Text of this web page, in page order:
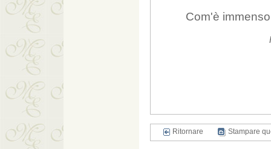
Com'è
Ritornare Stampare